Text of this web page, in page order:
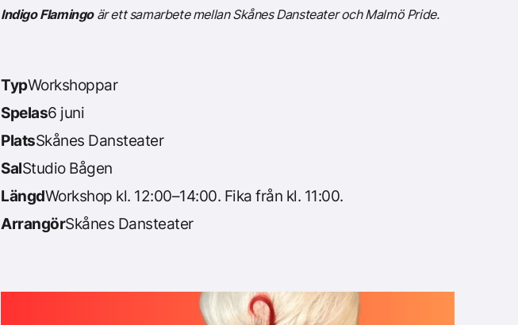
Indigo Flamingoär ett samarbete mellan Skånes Dansteater och Malmö Pride.
TypWorkshoppar
Spelas6 juni
PlatsSkånes Dansteater
SalStudio Bågen
LängdWorkshop kl. 12:00–14:00. Fika från kl. 11:00.
ArrangörSkånes Dansteater